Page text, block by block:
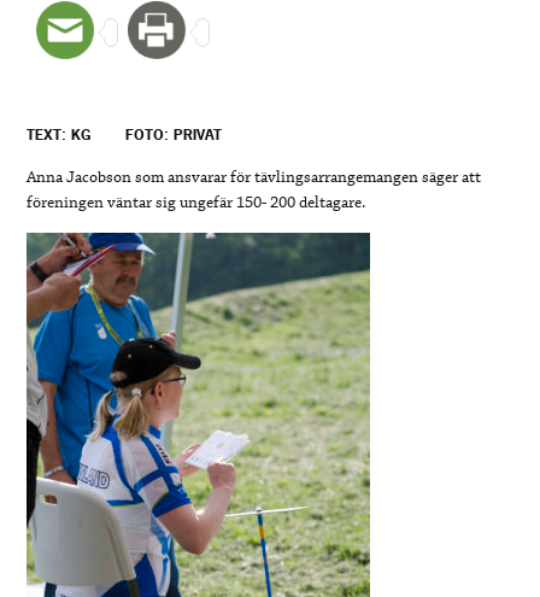
TEXT: KG FOTO: PRIVAT
Anna Jacobson som ansvarar för tävlingsarrangemangen säger att
föreningen väntar sig ungefär 150- 200 deltagare.